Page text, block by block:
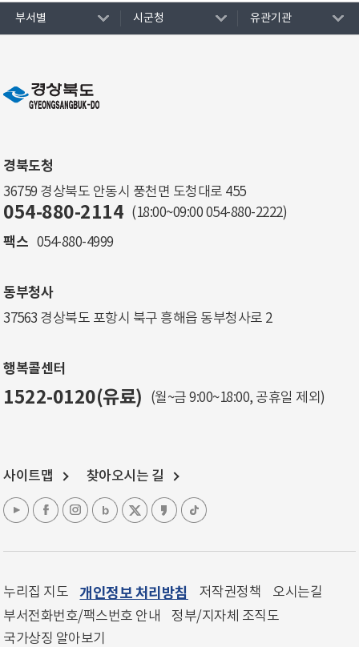
부서별 시군청 유관기관
경북도청
36759 경상북도 안동시 풍천면 도청대로 455
054-880-2114 (18:00~09:00 054-880-2222)
팩스 054-880-4999
동부청사
37563 경상북도 포항시 북구 흥해읍 동부청사로 2
행복콜센터
1522-0120(유료) (월~금 9:00~18:00, 공휴일 제외)
사이트맵 찾아오시는 길
누리집 지도 개인정보 처리방침 저작권정책
오시는길
부서전화번호/팩스번호 안내
정부/지자체 조직도
국가상징 알아보기